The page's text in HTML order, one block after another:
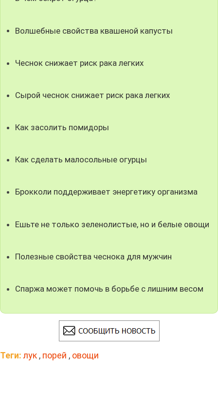
Волшебные свойства квашеной капусты
Чеснок снижает риск рака легких
Сырой чеснок снижает риск рака легких
Как засолить помидоры
Как сделать малосольные огурцы
Брокколи поддерживает энергетику организма
Ешьте не только зеленолистые, но и белые овощи
Полезные свойства чеснока для мужчин
Спаржа может помочь в борьбе с лишним весом
Теги: лук , порей , овощи